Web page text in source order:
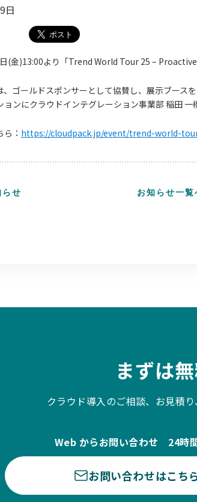
日
(金)13:00より「Trend World Tour 25 –
、ゴールドスポンサーとして協賛し、展示ブースを
ョンにクラウドインテグレーション事業部 稲田 一
： https://cloudpack.jp/event/trend-world-
せ お知らせ一覧
まずは
クラウド導入のご相談、お見積
Web からお問い合わせ 24時
お問い合わせはこち